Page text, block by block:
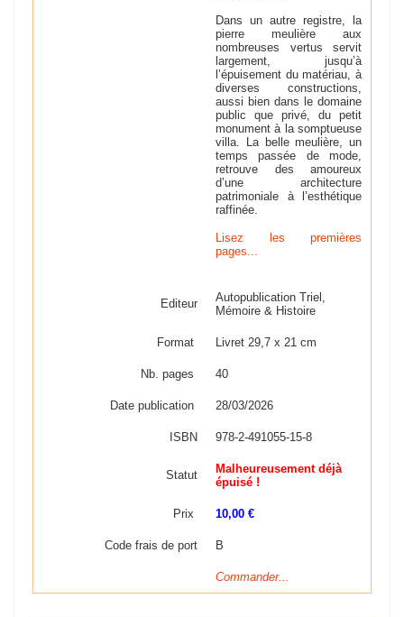
Dans un autre registre, la
pierre meulière aux
nombreuses vertus servit
largement, jusqu’à
l’épuisement du matériau, à
diverses constructions,
aussi bien dans le domaine
public que privé, du petit
monument à la somptueuse
villa. La belle meulière, un
temps passée de mode,
retrouve des amoureux
d’une architecture
patrimoniale à l’esthétique
raffinée.
Lisez les premières
pages...
Editeur
Autopublication Triel,
Mémoire & Histoire
Format Livret 29,7 x 21 cm
Nb. pages 40
Date publication 28/03/2026
ISBN 978-2-491055-15-8
Statut
Malheureusement déjà
épuisé !
Prix 10,00 €
Code frais de port B
Commander...